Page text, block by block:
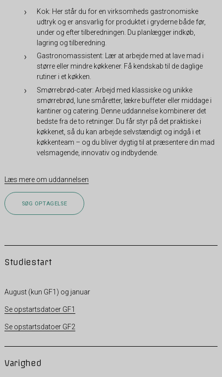
Kok: Her står du for en virksomheds gastronomiske
udtryk og er ansvarlig for produktet i gryderne både før,
under og efter tilberedningen. Du planlægger indkøb,
lagring og tilberedning.
Gastronomassistent: Lær at arbejde med at lave mad i
større eller mindre køkkener. Få kendskab til de daglige
rutiner i et køkken.
Smørrebrød-cater: Arbejd med klassiske og unikke
smørrebrød, lune småretter, lækre buffeter eller middage i
kantiner og catering. Denne uddannelse kombinerer det
bedste fra de to retninger. Du får styr på det praktiske i
køkkenet, så du kan arbejde selvstændigt og indgå i et
køkkenteam – og du bliver dygtig til at præsentere din mad
velsmagende, innovativ og indbydende.
Læs mere om uddannelsen
SØG OPTAGELSE
Studiestart
August (kun GF1) og januar
Se opstartsdatoer GF1
Se opstartsdatoer GF2
Varighed